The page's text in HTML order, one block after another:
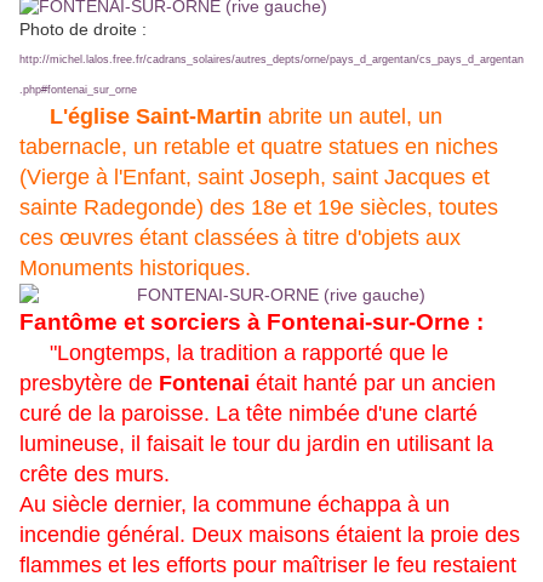
Photo de droite :
http://michel.lalos.free.fr/cadrans_solaires/autres_depts/orne/pays_d_argentan/cs_pays_d_argentan
.php#fontenai_sur_orne
L'église Saint-Martin abrite un autel, un
tabernacle, un retable et quatre statues en niches
(Vierge à l'Enfant, saint Joseph, saint Jacques et
sainte Radegonde) des 18e et 19e siècles, toutes
ces œuvres étant classées à titre d'objets aux
Monuments historiques.
Fantôme et sorciers à Fontenai-sur-Orne :
"Longtemps, la tradition a rapporté que le
presbytère de Fontenai était hanté par un ancien
curé de la paroisse. La tête nimbée d'une clarté
lumineuse, il faisait le tour du jardin en utilisant la
crête des murs.
Au siècle dernier, la commune échappa à un
incendie général. Deux maisons étaient la proie des
flammes et les efforts pour maî­triser le feu restaient